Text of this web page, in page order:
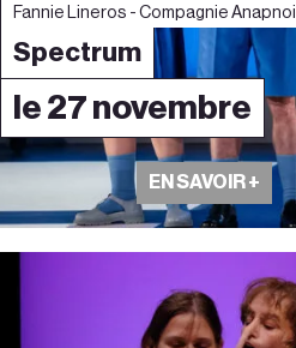
le 27 novembre
Fannie Lineros - Compagnie Anapnoi
Spectrum
EN SAVOIR +